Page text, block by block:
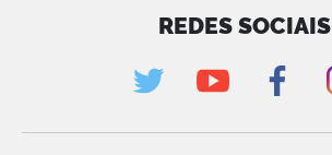
REDES SOCIAIS